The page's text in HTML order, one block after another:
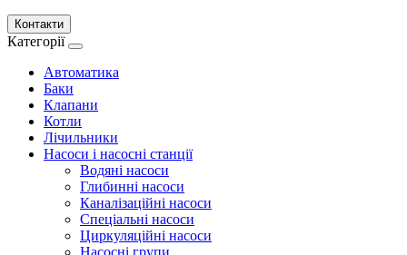
Контакти
Категорії
Автоматика
Баки
Клапани
Котли
Лічильники
Насоси і насосні станції
Водяні насоси
Глибинні насоси
Каналізаційні насоси
Спеціальні насоси
Циркуляційні насоси
Насосні групи